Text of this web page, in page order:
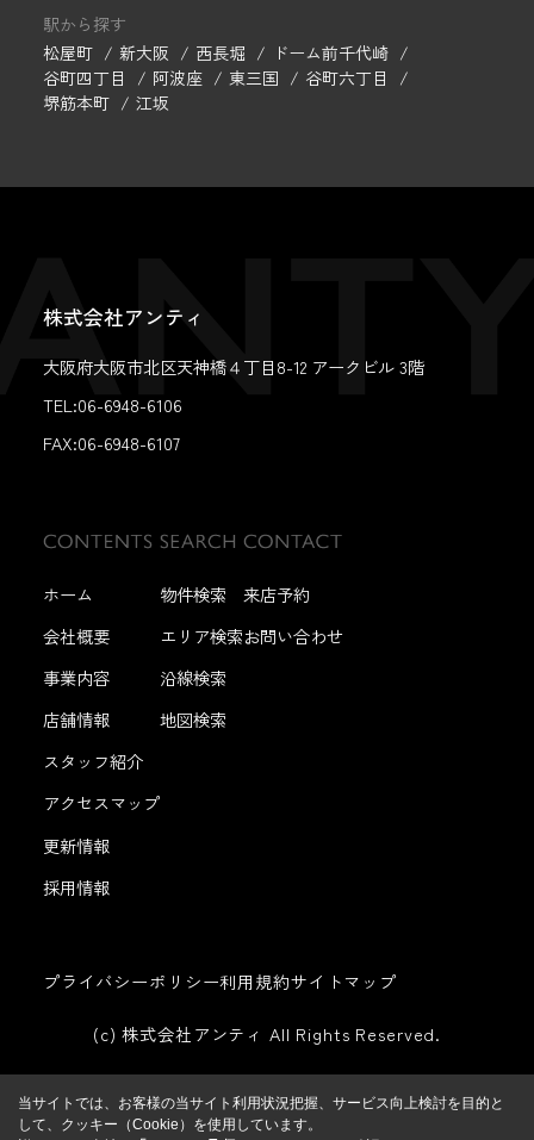
駅から探す
松屋町
新大阪 西長堀
ドーム前千代崎
谷町四丁目
阿波座 東三国
谷町六丁目
堺筋本町
江坂
株式会社アンティ
大阪府大阪市北区天神橋４丁目8-12 アークビル 3階
TEL:06-6948-6106
FAX:06-6948-6107
ホーム
会社概要
事業内容
店舗情報
スタッフ紹介
アクセスマップ
更新情報
採用情報
物件検索
エリア検索
沿線検索
地図検索
来店予約
お問い合わせ
プライバシーポリシー利用規約サイトマップ
(c) 株式会社アンティ All Rights Reserved.
当サイトでは、お客様の当サイト利用状況把握、サービス向上検討を目的と
して、クッキー（Cookie）を使用しています。